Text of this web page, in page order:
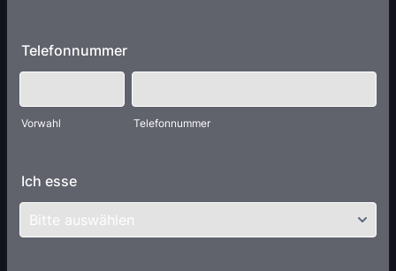
Telefonnummer
Vorwahl Telefonnummer
Ich esse